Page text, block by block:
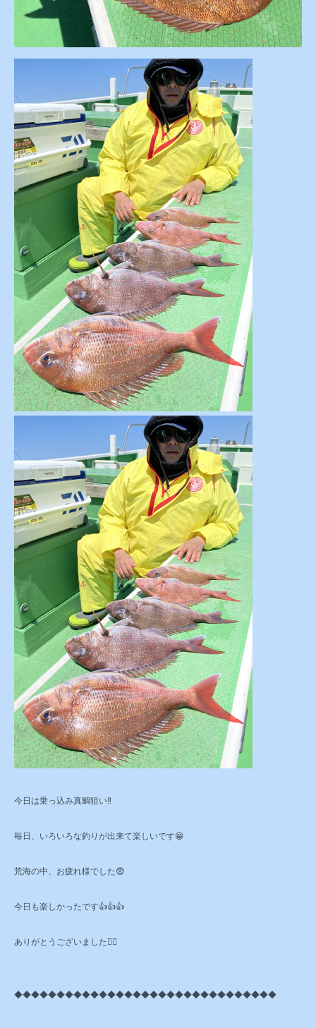
今日は乗っ込み真鯛狙い‼️
毎日、いろいろな釣りが出来て楽しいです😁
荒海の中、お疲れ様でした😨
今日も楽しかったです👍👍👍
ありがとうございました🙇‍♂️
◆◆◆◆◆◆◆◆◆◆◆◆◆◆◆◆◆◆◆◆◆◆◆◆◆◆◆◆◆◆◆